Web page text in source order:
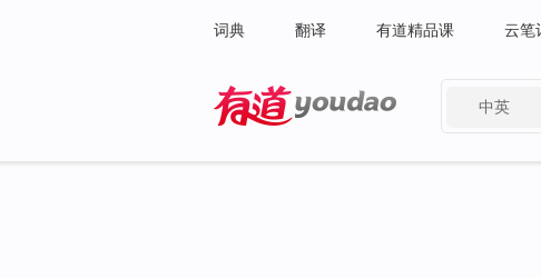
词典 翻译 有道精品课 云笔
中英